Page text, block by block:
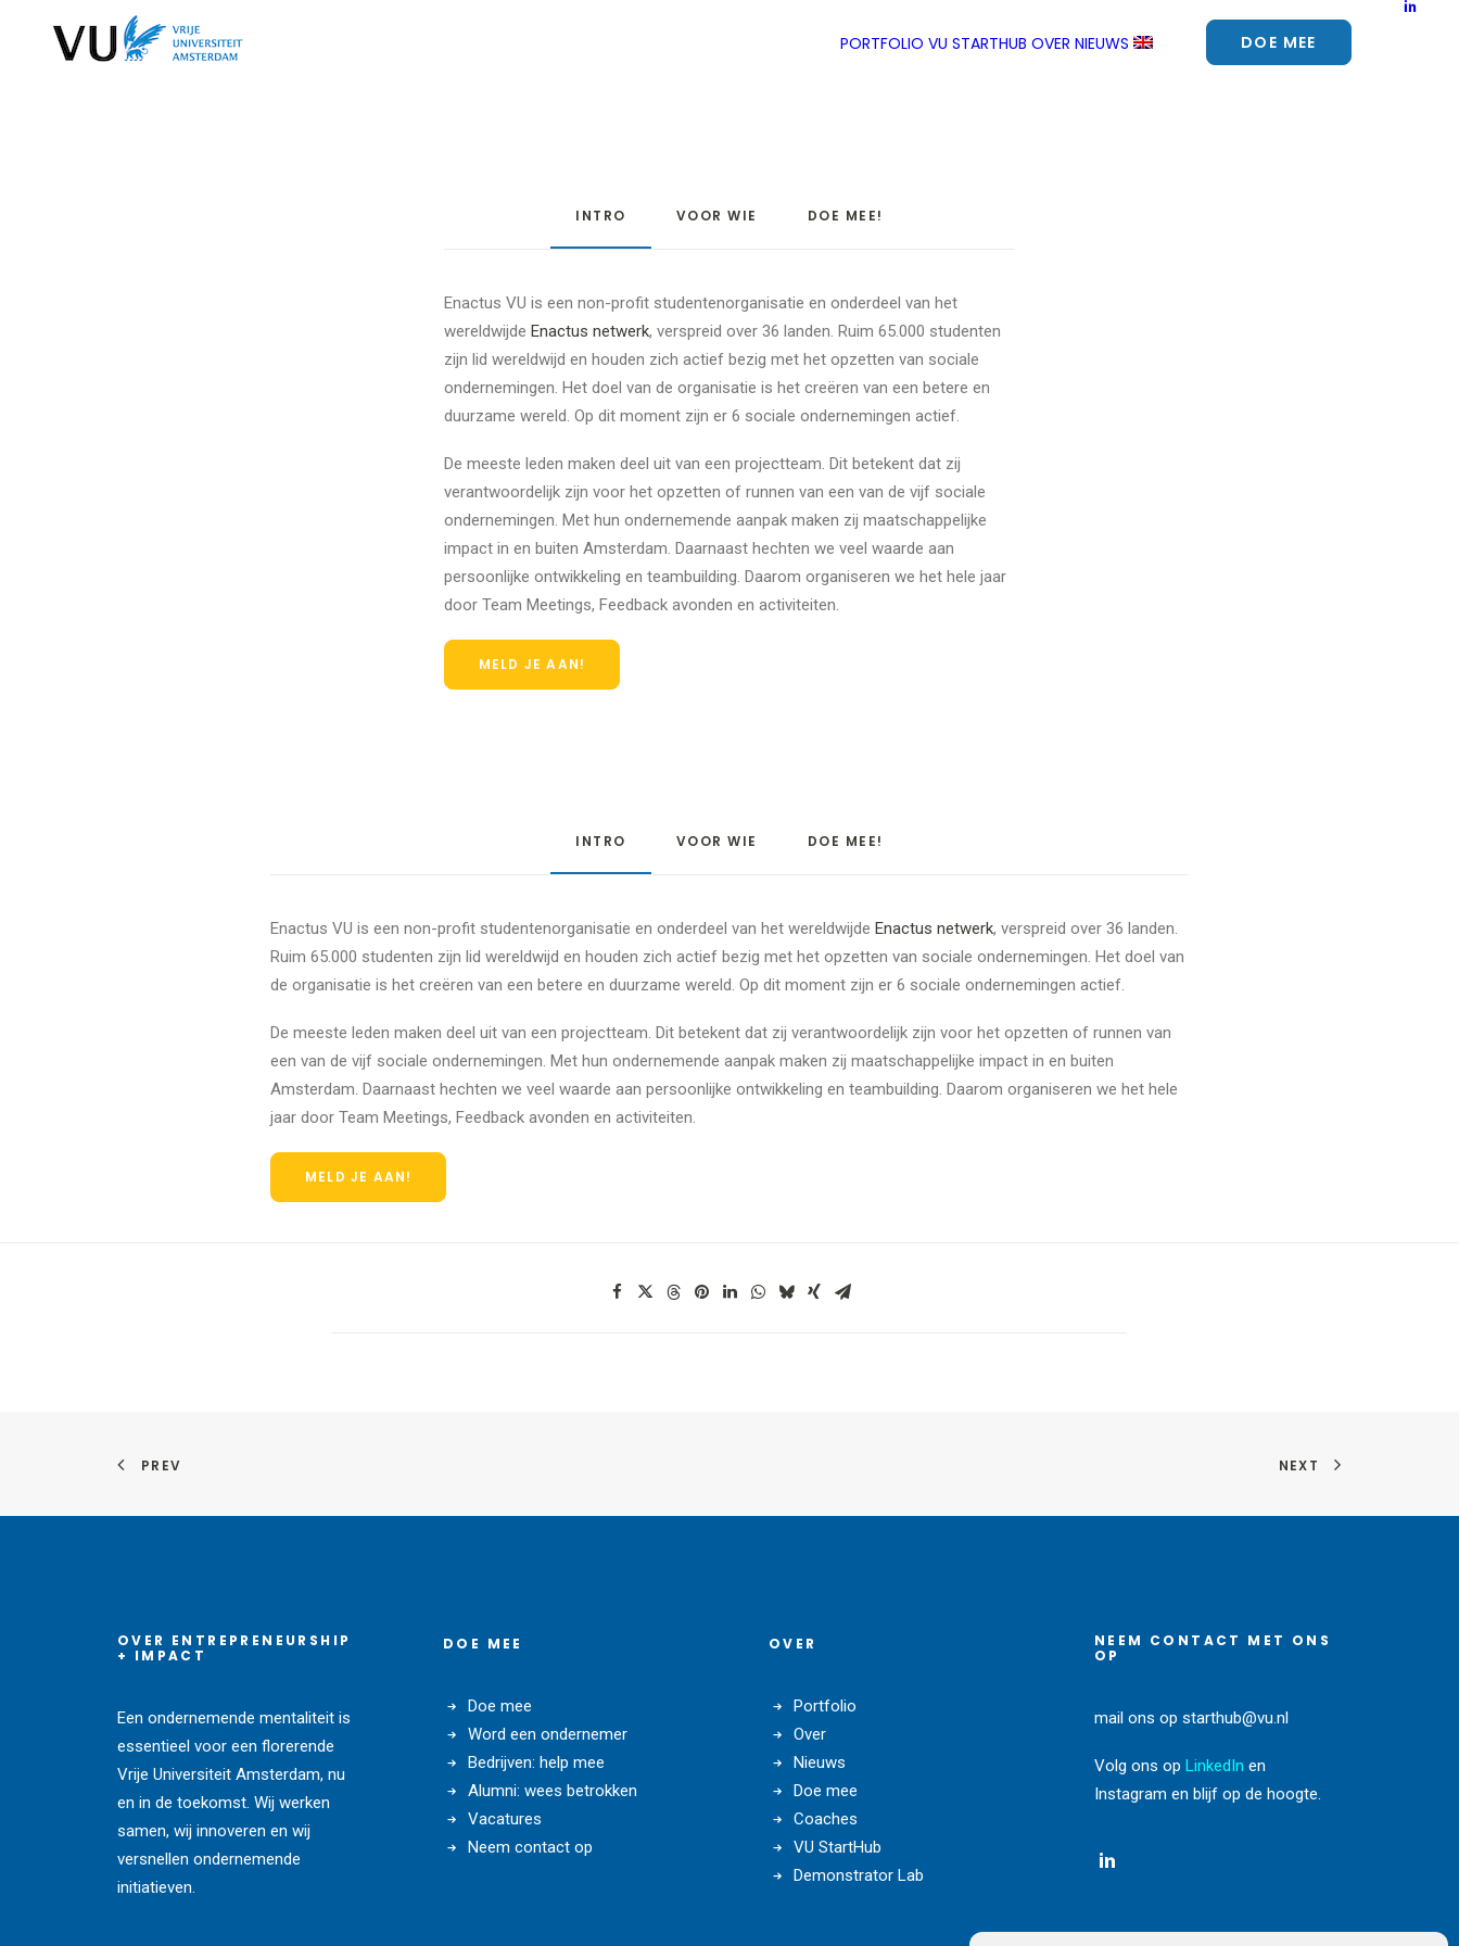
PORTFOLIO VU STARTHUB OVER NIEUWS DOE MEE
INTRO VOOR WIE DOE MEE!
Enactus VU is een non-profit studentenorganisatie en onderdeel van het
wereldwijde Enactus netwerk, verspreid over 36 landen. Ruim 65.000 studenten
zijn lid wereldwijd en houden zich actief bezig met het opzetten van sociale
ondernemingen. Het doel van de organisatie is het creëren van een betere en
duurzame wereld. Op dit moment zijn er 6 sociale ondernemingen actief.
De meeste leden maken deel uit van een projectteam. Dit betekent dat zij
verantwoordelijk zijn voor het opzetten of runnen van een van de vijf sociale
ondernemingen. Met hun ondernemende aanpak maken zij maatschappelijke
impact in en buiten Amsterdam. Daarnaast hechten we veel waarde aan
persoonlijke ontwikkeling en teambuilding. Daarom organiseren we het hele jaar
door Team Meetings, Feedback avonden en activiteiten.
MELD JE AAN!
INTRO VOOR WIE DOE MEE!
Enactus VU is een non-profit studentenorganisatie en onderdeel van het wereldwijde Enactus netwerk, verspreid over 36 landen.
Ruim 65.000 studenten zijn lid wereldwijd en houden zich actief bezig met het opzetten van sociale ondernemingen. Het doel van
de organisatie is het creëren van een betere en duurzame wereld. Op dit moment zijn er 6 sociale ondernemingen actief.
De meeste leden maken deel uit van een projectteam. Dit betekent dat zij verantwoordelijk zijn voor het opzetten of runnen van
een van de vijf sociale ondernemingen. Met hun ondernemende aanpak maken zij maatschappelijke impact in en buiten
Amsterdam. Daarnaast hechten we veel waarde aan persoonlijke ontwikkeling en teambuilding. Daarom organiseren we het hele
jaar door Team Meetings, Feedback avonden en activiteiten.
MELD JE AAN!
PREV NEXT
OVER ENTREPRENEURSHIP
+ IMPACT
Een ondernemende mentaliteit is
essentieel voor een florerende
Vrije Universiteit Amsterdam, nu
en in de toekomst. Wij werken
samen, wij innoveren en wij
versnellen ondernemende
initiatieven.
DOE MEE
Doe mee
Word een ondernemer
Bedrijven: help mee
Alumni: wees betrokken
Vacatures
Neem contact op
OVER
Portfolio
Over
Nieuws
Doe mee
Coaches
VU StartHub
Demonstrator Lab
NEEM CONTACT MET ONS
OP
mail ons op starthub@vu.nl
Volg ons op LinkedIn en
Instagram en blijf op de hoogte.